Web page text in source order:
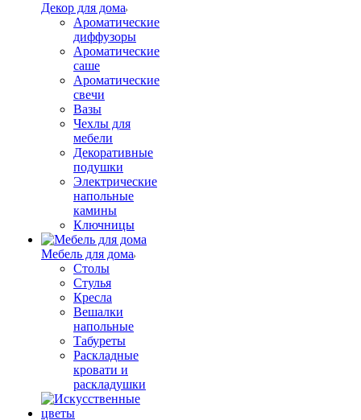
Декор для дома
Ароматические
диффузоры
Ароматические
саше
Ароматические
свечи
Вазы
Чехлы для
мебели
Декоративные
подушки
Электрические
напольные
камины
Ключницы
Мебель для дома
Столы
Стулья
Кресла
Вешалки
напольные
Табуреты
Раскладные
кровати и
раскладушки